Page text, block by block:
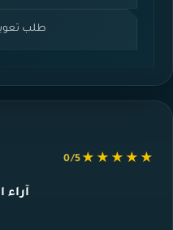
طلب
★★★★★
0/5
آراء